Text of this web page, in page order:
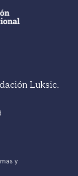
Luksic.
y